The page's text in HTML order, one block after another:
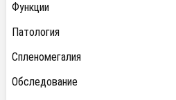
Функции
Патология
Спленомегалия
Обследование